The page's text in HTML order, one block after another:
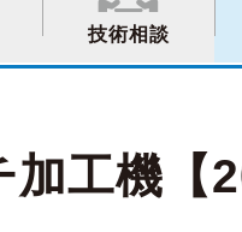
技術相談
加工機【